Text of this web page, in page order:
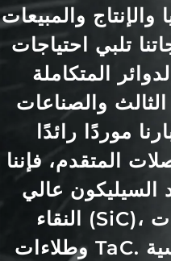
والإنتاج والمبيعات
تلبي احتياجات
الدوائر المتكاملة LED وIC وأشباه
والصناعات
موردًا رائدًا
المتقدم، فإننا
السيليكون عالي
النقاء (SiC)، وطلاءات CVD SiC،
وطلاءات TaC. تشمل منتجاتنا الرئيسية